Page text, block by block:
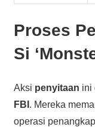
Proses
Si
Aksi penyitaan ini
FBI . Mereka
operasi